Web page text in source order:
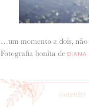
…um momento a dois, não
Fotografia bonita de DIANA
comentar